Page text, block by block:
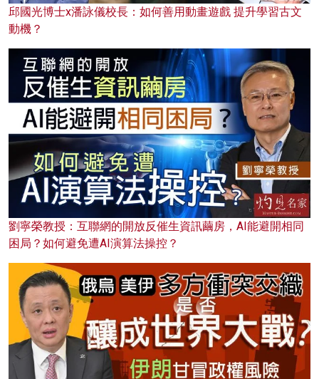
邱國光博士x潘詠儀校長：如何善用動畫遊戲 提升學習古文
動機？
劉寧榮教授：互聯網的開放反催生資訊繭房，AI能避開相同
困局？如何避免遭AI演算法操控？